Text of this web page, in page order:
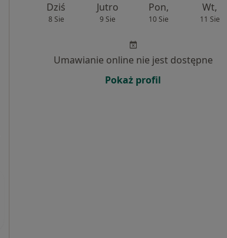
Dziś
8 Sie
Jutro
9 Sie
Pon,
10 Sie
Wt,
11 Sie
Umawianie online nie jest dostępne
Pokaż profil